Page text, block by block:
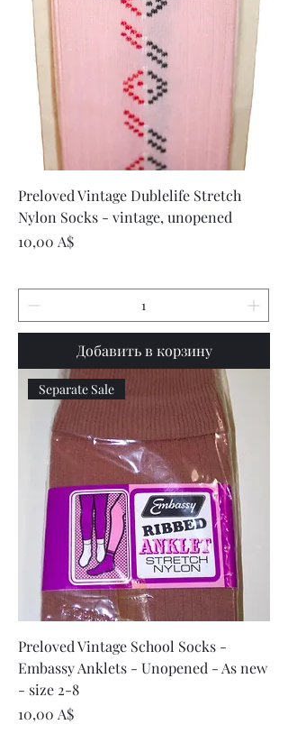
Preloved Vintage Dublelife Stretch
Nylon Socks - vintage, unopened
Цена
10,00 A$
Добавить в корзину
Separate Sale
Preloved Vintage School Socks -
Embassy Anklets - Unopened - As new
- size 2-8
Цена
10,00 A$